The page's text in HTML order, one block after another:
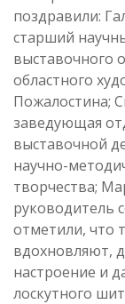
поздравили:
старший
выставочного
областного
Пожалостина;
заведующая
выставочной
научно-
творчества;
руководитель
отметили, что
вдохновляют,
настроение и
лоскутного